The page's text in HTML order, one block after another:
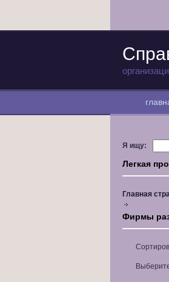
Я ищу:
Легкая
Главная
Фирмы